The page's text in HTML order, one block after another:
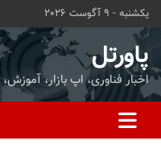
محتوا
بروید
یکشنبه - 9 آگوست 2026
پاورتل
اخبار فناوری، اپ بازار،